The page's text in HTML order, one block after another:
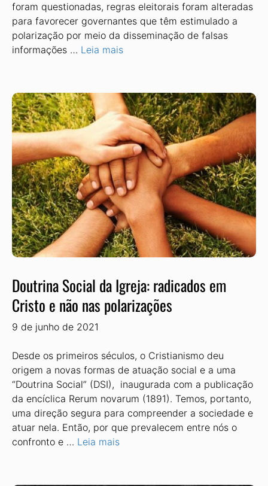
foram questionadas, regras eleitorais foram alteradas
para favorecer governantes que têm estimulado a
polarização por meio da disseminação de falsas
informações … Leia mais
Doutrina Social da Igreja: radicados em
Cristo e não nas polarizações
9 de junho de 2021
Desde os primeiros séculos, o Cristianismo deu
origem a novas formas de atuação social e a uma
“Doutrina Social” (DSI), inaugurada com a publicação
da encíclica Rerum novarum (1891). Temos, portanto,
uma direção segura para compreender a sociedade e
atuar nela. Então, por que prevalecem entre nós o
confronto e … Leia mais